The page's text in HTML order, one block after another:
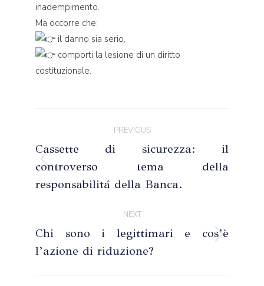
inadempimento.
Ma occorre che:
il danno sia serio,
comporti la lesione di un diritto
costituzionale.
navigation
PREVIOUS
Previous
post:
Cassette di sicurezza: il
controverso tema della
responsabilitá della Banca.
NEXT
Next
post:
Chi sono i legittimari e cos’è
l’azione di riduzione?